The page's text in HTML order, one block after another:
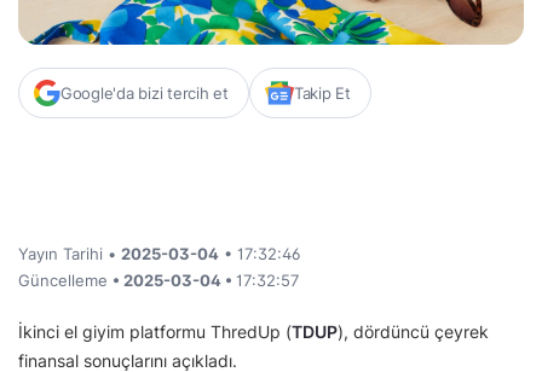
Google'da bizi tercih et Takip Et
Yayın Tarihi • 2025-03-04 • 17:32:46
Güncelleme • 2025-03-04 • 17:32:57
İkinci el giyim platformu ThredUp (TDUP), dördüncü çeyrek
finansal sonuçlarını açıkladı.